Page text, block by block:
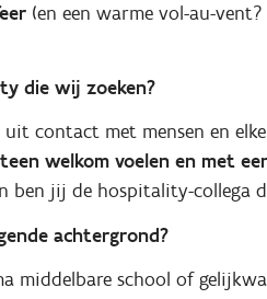
(en een warme vol-au-
die wij zoeken?
contact met mensen en
welkom voelen en met
ben jij de hospitality-collega
achtergrond?
middelbare school of